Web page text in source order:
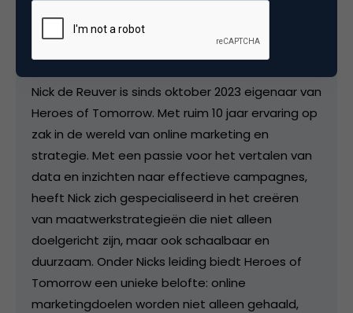
Eigenaar bij
Eigenaar bij Heroes of
Tomorrow
Nick de Reuver is sinds oktober 2023 eigenaar van
Heroes of Tomorrow. Met ruim 10 jaar ervaring op
zak in de wereld van online marketing en
strategie. Met een passie voor het vertalen van
data en inzichten naar effectieve campagnes,
heeft Nick zich gespecialiseerd in het creëren
van maatwerkstrategieën die niet alleen
doelgericht zijn, maar ook schaalbaar en
duurzaam. Onder Nicks leiding biedt Heroes of
Tomorrow een unieke belofte: online
marketingdoelen worden niet alleen gehaald,